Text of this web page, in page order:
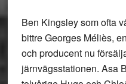
Ben Kingsley som ofta
bittre Georges Méliès,
och producent nu
järnvägsstationen. Asa